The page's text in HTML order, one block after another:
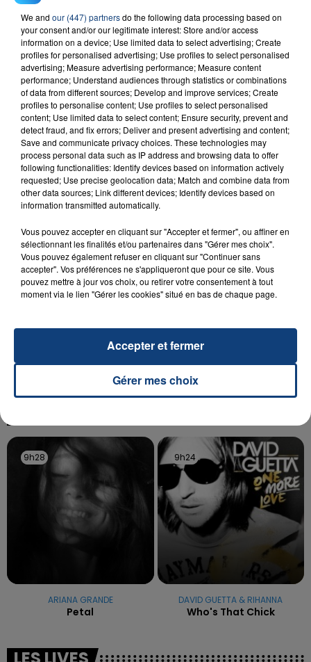
FIL D'ACTU
23 juillet 2026
INCENDIE MORTEL À LENS : UNE FEMME ET
SON BÉBÉ ENTRE LA VIE ET LA...
Un homme s'est immolé par le feu après avoir
aspergé sa compagne et leur bébé de trois mois
d'un liquide inflammable.
OPÉRER DE LA CHEVILLE RESSORT DE LA...
La famille a porté plainte contre la clinique qui a
reconnu sa responsabilité et présenté ses
9h28
9h28
ARIANA GRANDE
Petal
9h24
9h24
DAVID GUETTA & RIHANNA
Who's That Chick
We and our (447) partnersdo the following data processing based on
your consent and/or our legitimate interest: Store and/or access
information on a device; Use limited data to select advertising; Create
profiles for personalised advertising; Use profiles to select personalised
advertising; Measure advertising performance; Measure content
performance; Understand audiences through statistics or combinations
of data from different sources; Develop and improve services; Create
profiles to personalise content; Use profiles to select personalised
content; Use limited data to select content; Ensure security, prevent and
detect fraud, and fix errors; Deliver and present advertising and content;
Save and communicate privacy choices. These technologies may
process personal data such as IP address and browsing data to offer
following functionalities: Identify devices based on information actively
requested; Use precise geolocation data; Match and combine data from
other data sources; Link different devices; Identify devices based on
information transmitted automatically.
Vous pouvez accepter en cliquant sur "Accepter et fermer", ou affiner en
sélectionnant les finalités et/ou partenaires dans "Gérer mes choix".
Vous pouvez également refuser en cliquant sur "Continuer sans
accepter". Vos préférences ne s'appliqueront que pour ce site. Vous
pouvez mettre à jour vos choix, ou retirer votre consentement à tout
moment via le lien "Gérer les cookies" situé en bas de chaque page.
Gérer mes choix
Accepter et fermer